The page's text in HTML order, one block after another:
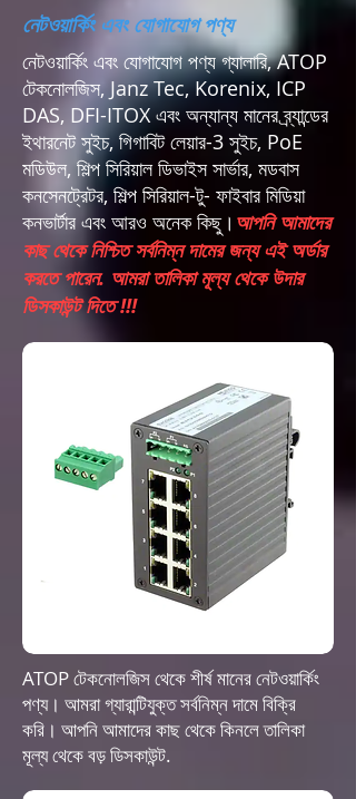
নেটওয়ার্কিং এবং যোগাযোগ পণ্য
নেটওয়ার্কিং এবং যোগাযোগ পণ্য গ্যালারি, ATOP
টেকনোলজিস, Janz Tec, Korenix, ICP
DAS, DFI-ITOX এবং অন্যান্য মানের ব্র্যান্ডের
ইথারনেট সুইচ, গিগাবিট লেয়ার-3 সুইচ, PoE
মডিউল, শিল্প সিরিয়াল ডিভাইস সার্ভার, মডবাস
কনসেনট্রেটর, শিল্প সিরিয়াল-টু- ফাইবার মিডিয়া
কনভার্টার এবং আরও অনেক কিছু। আপনি আমাদের
কাছ থেকে নিশ্চিত সর্বনিম্ন দামের জন্য এই অর্ডার
করতে পারেন. আমরা তালিকা মূল্য থেকে উদার
ডিসকাউন্ট দিতে !!!
ATOP টেকনোলজিস থেকে শীর্ষ মানের নেটওয়ার্কিং
পণ্য। আমরা গ্যারান্টিযুক্ত সর্বনিম্ন দামে বিক্রি
করি। আপনি আমাদের কাছ থেকে কিনলে তালিকা
মূল্য থেকে বড় ডিসকাউন্ট.